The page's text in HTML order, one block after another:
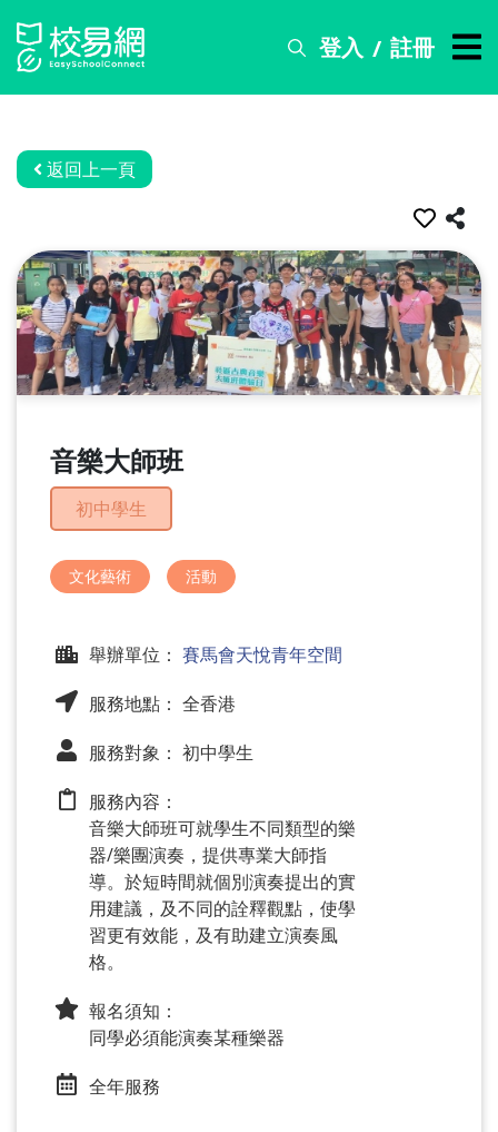
登入 / 註冊
搜
務
資
訊
關
於
我
返回上一頁
音樂大師班
初中學生
文化藝術 活動
舉辦單位： 賽馬會天悅青年空間
服務地點： 全香港
服務對象： 初中學生
服務內容：
音樂大師班可就學生不同類型的樂
器/樂團演奏，提供專業大師指
導。於短時間就個別演奏提出的實
用建議，及不同的詮釋觀點，使學
習更有效能，及有助建立演奏風
格。
報名須知：
同學必須能演奏某種樂器
全年服務